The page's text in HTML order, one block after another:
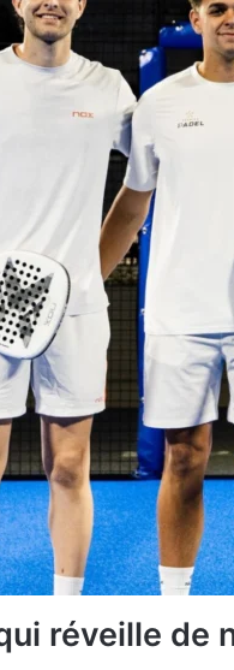
réveille de